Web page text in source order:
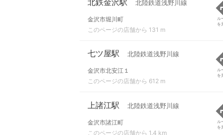
北陸鉄道浅野川線
金沢市堀川町
このページの店舗から 131 m
ル
を
七ツ屋駅 北陸鉄道浅野川線
金沢市北安江１
このページの店舗から 612 m
ル
を
上諸江駅 北陸鉄道浅野川線
金沢市諸江町
このページの店舗から 1.4 km
ル
を